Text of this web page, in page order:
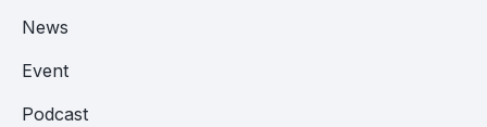
News
Event
Podcast